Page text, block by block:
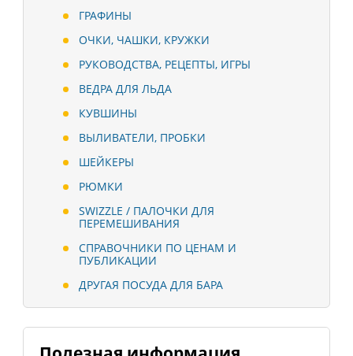
ГРАФИНЫ
ОЧКИ, ЧАШКИ, КРУЖКИ
РУКОВОДСТВА, РЕЦЕПТЫ, ИГРЫ
ВЕДРА ДЛЯ ЛЬДА
КУВШИНЫ
ВЫЛИВАТЕЛИ, ПРОБКИ
ШЕЙКЕРЫ
РЮМКИ
SWIZZLE / ПАЛОЧКИ ДЛЯ
ПЕРЕМЕШИВАНИЯ
СПРАВОЧНИКИ ПО ЦЕНАМ И
ПУБЛИКАЦИИ
ДРУГАЯ ПОСУДА ДЛЯ БАРА